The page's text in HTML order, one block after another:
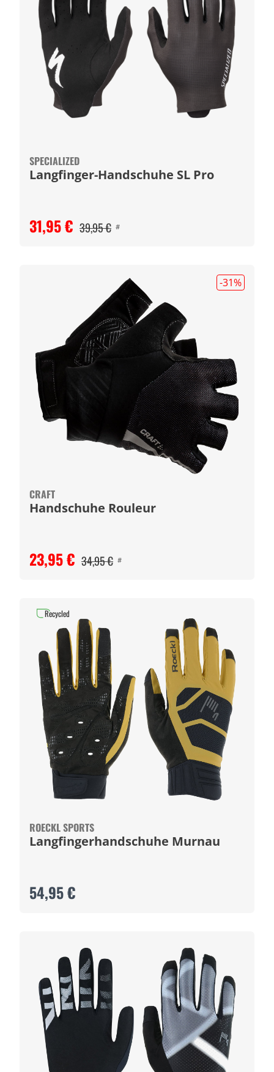
SPECIALIZED
Langfinger-Handschuhe SL Pro
31,95 € 39,95 € #
-31%
CRAFT
Handschuhe Rouleur
23,95 € 34,95 € #
ROECKL SPORTS
Langfingerhandschuhe Murnau
54,95 €
Recycled